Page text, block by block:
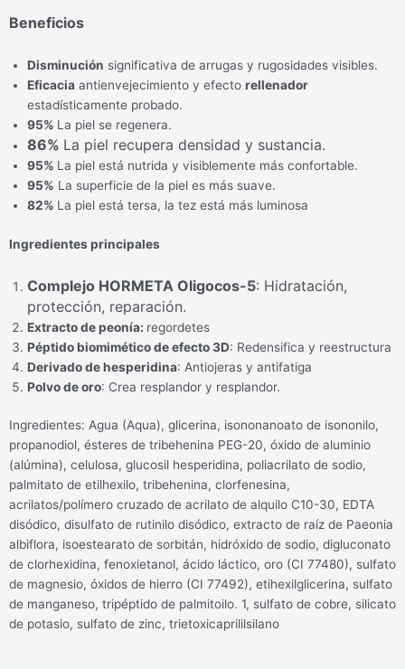
Beneficios
Disminución significativa de arrugas y rugosidades visibles.
Eficacia antienvejecimiento y efecto rellenador
estadísticamente probado.
95% La piel se regenera.
86% La piel recupera densidad y sustancia.
95% La piel está nutrida y visiblemente más confortable.
95% La superficie de la piel es más suave.
82% La piel está tersa, la tez está más luminosa
Ingredientes principales
Complejo HORMETA Oligocos-5: Hidratación,
protección, reparación.
Extracto de peonía: regordetes
Péptido biomimético de efecto 3D: Redensifica y reestructura
Derivado de hesperidina: Antiojeras y antifatiga
Polvo de oro: Crea resplandor y resplandor.
Ingredientes: Agua (Aqua), glicerina, isononanoato de isononilo,
propanodiol, ésteres de tribehenina PEG-20, óxido de aluminio
(alúmina), celulosa, glucosil hesperidina, poliacrilato de sodio,
palmitato de etilhexilo, tribehenina, clorfenesina,
acrilatos/polímero cruzado de acrilato de alquilo C10-30, EDTA
disódico, disulfato de rutinilo disódico, extracto de raíz de Paeonia
albiflora, isoestearato de sorbitán, hidróxido de sodio, digluconato
de clorhexidina, fenoxietanol, ácido láctico, oro (CI 77480), sulfato
de magnesio, óxidos de hierro (CI 77492), etihexilglicerina, sulfato
de manganeso, tripéptido de palmitoilo. 1, sulfato de cobre, silicato
de potasio, sulfato de zinc, trietoxicaprililsilano